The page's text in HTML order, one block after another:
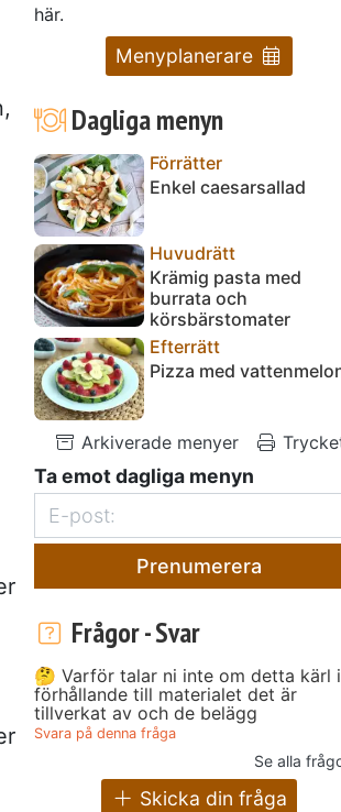
här.
Menyplanerare
Dagliga menyn
Förrätter
Enkel caesarsallad
Huvudrätt
Krämig pasta med
burrata och
körsbärstomater
Efterrätt
Pizza med
Arkiverade menyer
Ta emot dagliga menyn
Prenumerera
Frågor - Svar
🤔 Varför talar ni inte om detta kärl i
förhållande till materialet det är
tillverkat av och de belägg
Svara på denna fråga
Se alla
Skicka din fråga